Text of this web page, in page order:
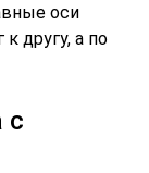
оси
другу, а по
с